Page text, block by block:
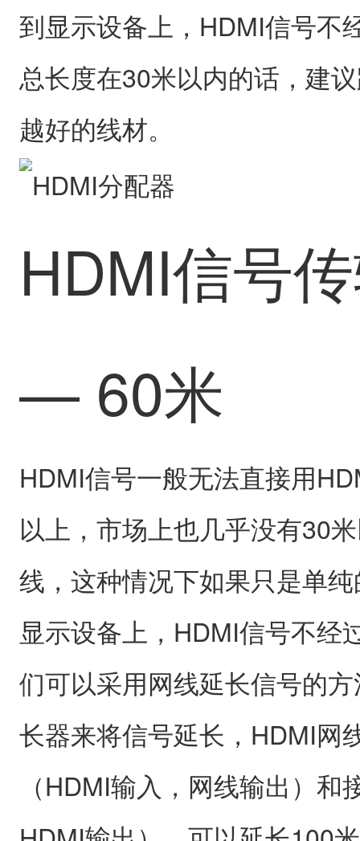
到显示设备上，HDMI信号不
总长度在30米以内的话，建
越好的线材。
HDMI信号
— 60米
HDMI信号一般无法直接用
以上，市场上也几乎没有30
线，这种情况下如果只是单
显示设备上，HDMI信号不经
们可以采用网线延长信号的
长器来将信号延长，HDMI网
（HDMI输入，网线输出）